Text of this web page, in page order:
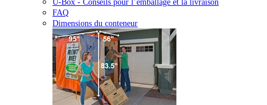
FAQ
Dimensions du conteneur